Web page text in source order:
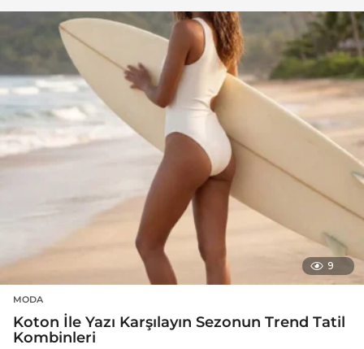
9
MODA
Koton İle Yazı Karşılayın Sezonun Trend Tatil
Kombinleri